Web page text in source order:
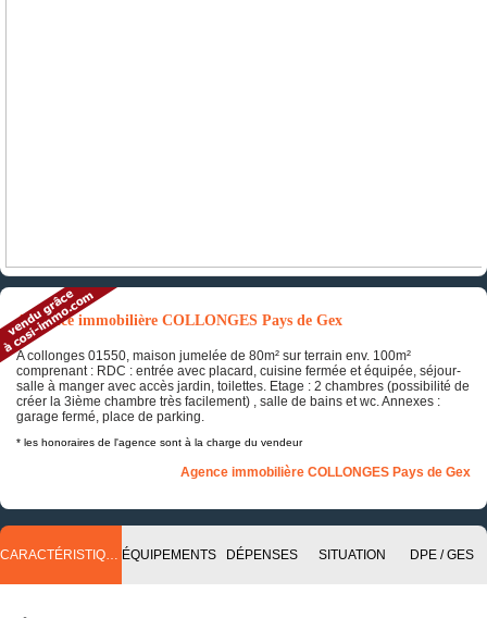
Annonce immobilière COLLONGES Pays de Gex
A collonges 01550, maison jumelée de 80m² sur terrain env. 100m²
comprenant : RDC : entrée avec placard, cuisine fermée et équipée, séjour-
salle à manger avec accès jardin, toilettes. Etage : 2 chambres (possibilité de
créer la 3ième chambre très facilement) , salle de bains et wc. Annexes :
garage fermé, place de parking.
* les honoraires de l'agence sont à la charge du vendeur
Agence immobilière COLLONGES Pays de Gex
CARACTÉRISTIQUES ÉQUIPEMENTS DÉPENSES SITUATION DPE / GES